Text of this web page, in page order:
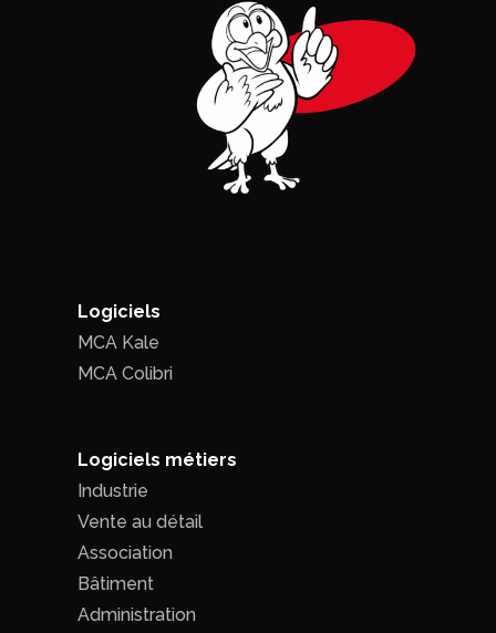
Logiciels
MCA Kale
MCA Colibri
Logiciels métiers
Industrie
Vente au détail
Association
Bâtiment
Administration